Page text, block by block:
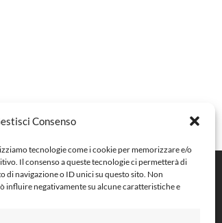
Consenso
tecnologie come i cookie per memorizzare e/o
Il consenso a queste tecnologie ci permetterà di
di navigazione o ID unici su questo sito. Non
influire negativamente su alcune caratteristiche e
pagamento